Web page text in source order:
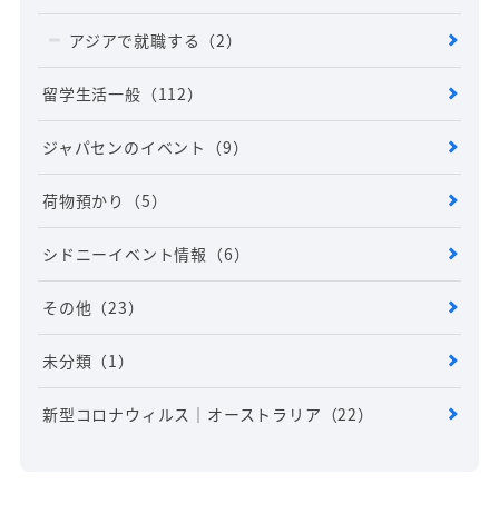
アジアで就職する （2）
留学生活一般 （112）
ジャパセンのイベント （9）
荷物預かり （5）
シドニーイベント情報 （6）
その他 （23）
未分類 （1）
新型コロナウィルス｜オーストラリア （22）